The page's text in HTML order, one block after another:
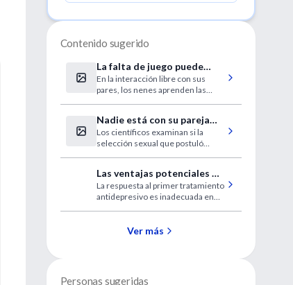
Contenido sugerido
La falta de juego puede
traer problemas en la vida
adulta
En la interacción libre con sus
pares, los nenes aprenden las
especialistas.
Nadie está con su pareja
ideal
Los científicos examinan si la
selección sexual que postuló
Las ventajas potenciales de
la desvenlafaxina en caso
de depresión mayor
La respuesta al primer tratamiento
antidepresivo es inadecuada en
elevada de recurrencias,
Ver más
Personas sugeridas